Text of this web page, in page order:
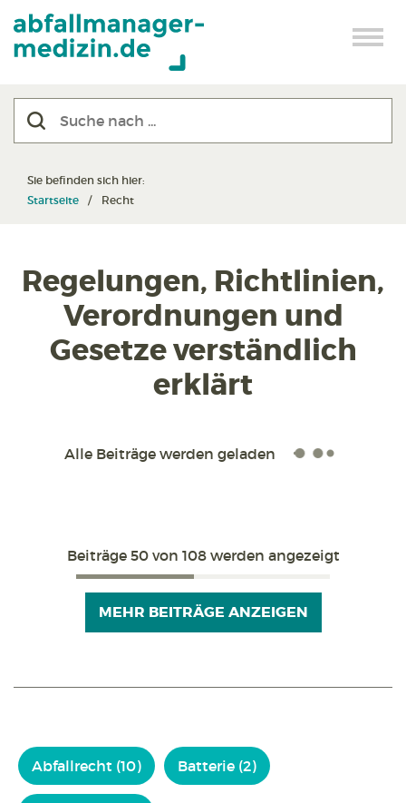
Sie befinden sich hier:
Startseite
Recht
Regelungen, Richtlinien,
Verordnungen und
Gesetze verständlich
erklärt
Alle Beiträge werden geladen
Beiträge 50von 108 werden angezeigt
MEHR BEITRÄGE ANZEIGEN
Abfallrecht (10) Batterie (2)